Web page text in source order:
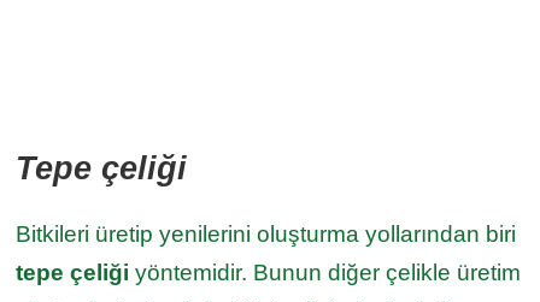
Tepe çeliği
Bitkileri üretip yenilerini oluşturma yollarından biri
tepe çeliği yöntemidir. Bunun diğer çelikle üretim